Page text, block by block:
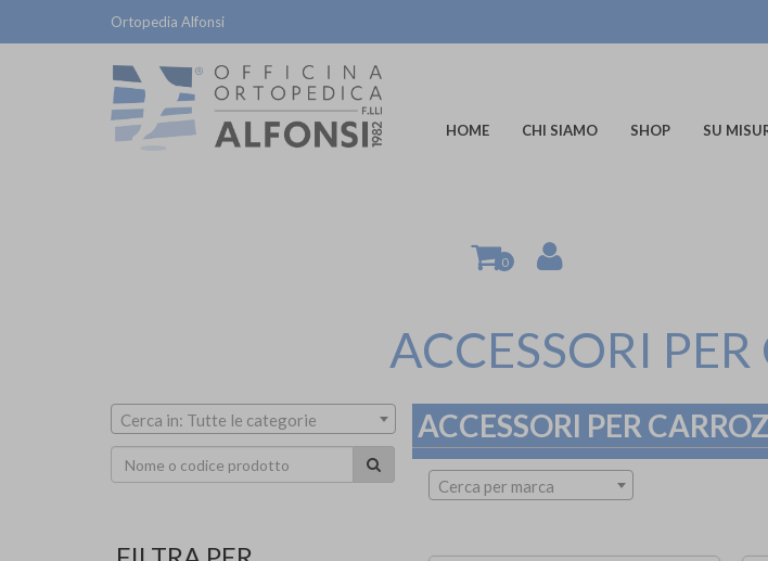
Ortopedia Alfonsi
HOME CHI SIAMO SHOP SU
0
ACCESSORI
Cerca in: Tutte le categorie ACCESSORI PER
Cerca per marca